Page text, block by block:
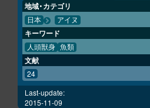
地域・カテゴリ
日本 アイヌ
キーワード
人頭獣身 魚類
文献
24
Last-update:
2015-11-09